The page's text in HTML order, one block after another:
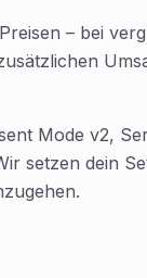
– bei
Mode v2,
setzen dein